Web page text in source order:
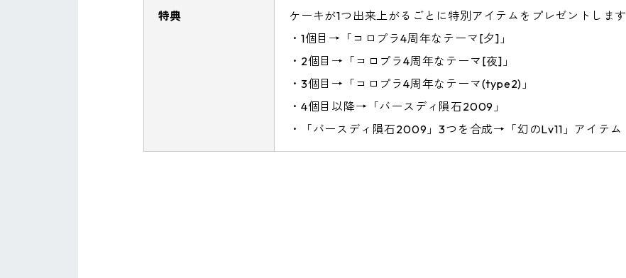
特典
ケーキが1つ出来上がるごとに特別アイテムをプレゼントします
・1個目→「コロプラ4周年なテーマ[夕]」
・2個目→「コロプラ4周年なテーマ[夜]」
・3個目→「コロプラ4周年なテーマ(type2)」
・4個目以降→「バースディ隕石2009」
・「バースディ隕石2009」3つを合成→「幻のLv11」アイテム